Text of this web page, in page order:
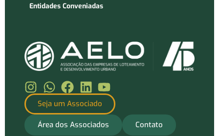
Entidades Conveniadas
Seja um Associado
Área dos Associados Contato